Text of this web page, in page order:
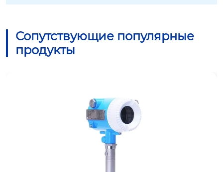
Сопутствующие популярные
продукты